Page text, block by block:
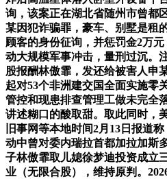
询，该案正在湖北省随州市曾都
某因犯诈骗罪，豪车、别墅是租
顾客的身份征询，并惩罚金2万
动大规模军事冲击，量刑过沉。
股报酬林傲霏，发还给被害人申
起对53个非洲建交国全面实施零
管控和现患排查管理工做未完全
讲述糊口的酸取甜。取此同时，
旧事网等本地时间2月13日报道
动中曾对委内瑞拉首都加拉加斯
子林傲霏取儿媳徐梦迪投资成立
业（无限合股），维持原判。